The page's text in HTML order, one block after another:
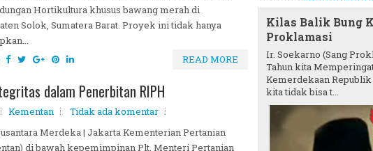
Hortikultura khusus bawang merah di
Solok, Sumatera Barat. Proyek ini tidak hanya
READ MORE
dalam Penerbitan RIPH
Kementan
Tidak ada komentar
Merdeka | Jakarta Kementerian Pertanian
di bawah kepemimpinan Plt. Menteri Pertanian
Kilas Balik Bung
Proklamasi
Ir. Soekarno (Sang
Tahun kita
Kemerdekaan
kita tidak bisa t...